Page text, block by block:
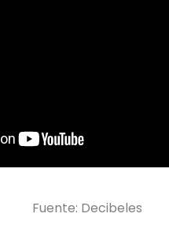
Fuente: Decibeles